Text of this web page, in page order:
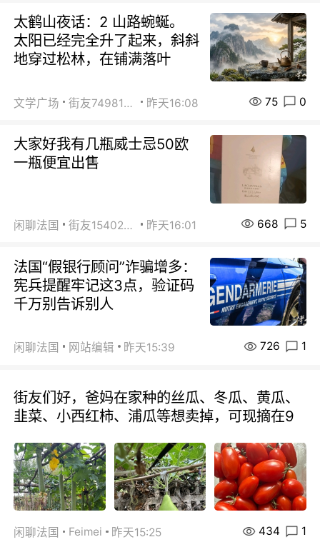
太鹤山夜话：2 山路蜿蜒。
太阳已经完全升了起来，斜斜
地穿过松林，在铺满落叶
文学广场 街友74981146 昨天16:08 75 0
大家好我有几瓶威士忌50欧
一瓶便宜出售
闲聊法国 街友15402223 昨天16:01 668 5
法国“假银行顾问”诈骗增多：
宪兵提醒牢记这3点，验证码
千万别告诉别人
闲聊法国 网站编辑 昨天15:39 726 1
街友们好，爸妈在家种的丝瓜、冬瓜、黄瓜、
韭菜、小西红柿、浦瓜等想卖掉，可现摘在9
闲聊法国 Feimei 昨天15:25 434 1